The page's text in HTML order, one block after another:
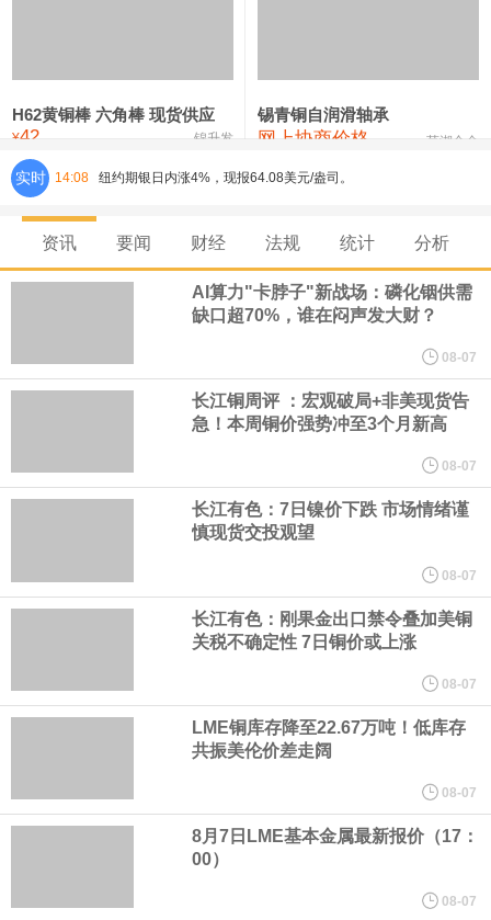
氯化镍 38,300—40,300 39,300 0
H62黄铜棒 六角棒 现货供应
¥42 锦升发
锡青铜自润滑轴承
网上协商价格 芜湖合金
实时 14:08 纽约期银日内涨4%，现报64.08美元/盎司。
宇树科技董事长、总经理兼首席技术官王兴兴在网上路演时表示，
经过多年研发创新和技术积累，公司逐步形成了包括一体化关节集
心技术等多项已商业化应用的核心技术并已应用于公司的高性能通
美国总统特朗普6日否认他对国防部长赫格塞思不满，称对赫格塞思
他与赫格塞思就弹药短缺问题发生冲突的报道是“完全没有根据的谣
纽约期银突破64美元/盎司，日内涨3.91%。
据报道，威刚近日在法说会上表示，在需求增加、价格走高及货源
稳定的三大有利因素带动下，预期第3季度营运将优于第2季度，并
资讯 要闻 财经 法规 统计 分析
AI算力"卡脖子"新战场：磷化铟供需
缺口超70%，谁在闷声发大财？
08-07
长江铜周评 ：宏观破局+非美现货告
急！本周铜价强势冲至3个月新高
08-07
长江有色：7日镍价下跌 市场情绪谨
慎现货交投观望
08-07
长江有色：刚果金出口禁令叠加美铜
关税不确定性 7日铜价或上涨
08-07
LME铜库存降至22.67万吨！低库存
共振美伦价差走阔
08-07
8月7日LME基本金属最新报价（17：
00）
08-07